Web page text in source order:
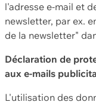
l'adresse e-mail et
newsletter, par ex.
de la newsletter"
Déclaration de
aux e-mails
L'utilisation des